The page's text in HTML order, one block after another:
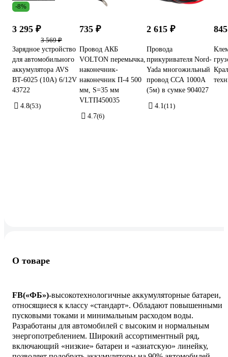
-8%
3 295 ₽
3 569 ₽
Зарядное устройство
для автомобильного
аккумулятора AVS
BT-6025 (10A) 6/12V
43722
4.8(53)
735 ₽
Провод АКБ
VOLTON перемычка,
наконечник-
наконечник П-4 500
мм, S=35 мм
VLTП450035
4.7(6)
2 615 ₽
Провода
прикуривателя Nord-
Yada многожильный
провод ССА 1000А
(5м) в сумке 904027
4.1 (11)
О товаре
FB(«ФБ»)-высокотехнологичные аккумуляторные батареи,
относящиеся к классу «стандарт». Обладают повышенными
пусковыми токами и минимальным расходом воды.
Разработаны для автомобилей с высоким и нормальным
энергопотреблением. Широкий ассортиментный ряд,
включающий «низкие» батареи и «азиатскую» линейку,